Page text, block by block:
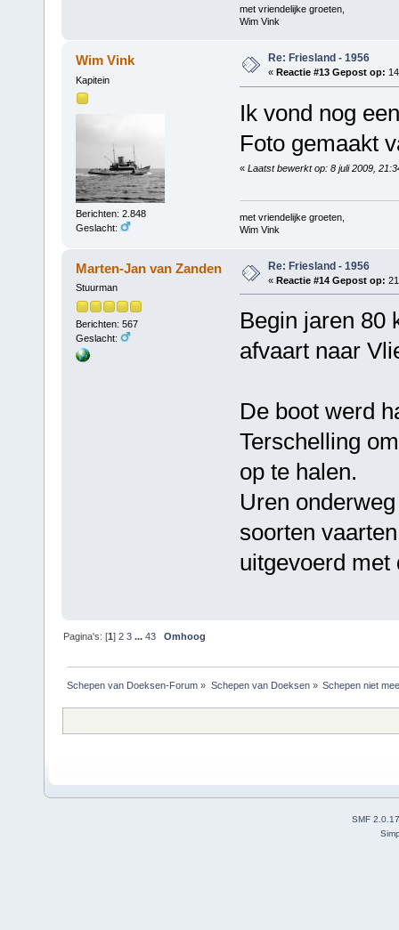
met vriendelijke groeten,
Wim Vink
Wim Vink
Kapitein
Berichten: 2.848
Geslacht:
Re: Friesland - 1956
« Reactie #13 Gepost op:
Ik vond nog
Foto gemaakt
« Laatst bewerkt op: 8 juli 2009,
met vriendelijke groeten,
Wim Vink
Marten-Jan van Zanden
Stuurman
Berichten: 567
Geslacht:
Re: Friesland - 1956
« Reactie #14 Gepost op:
Begin jaren 80
afvaart naar
De boot werd
Terschelling
op te halen.
Uren
soorten
uitgevoerd met
Pagina's: [1]2 3 ...43 Omhoog
Schepen van Doeksen-Forum » Schepen van Doeksen» Schepen niet
SMF 2.0.17